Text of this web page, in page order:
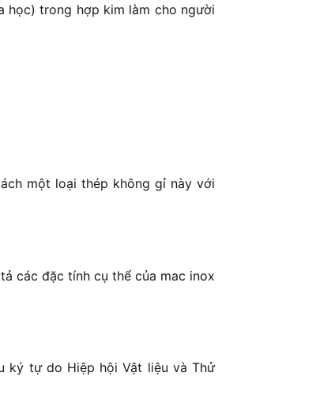
học) trong hợp kim làm cho người
một loại thép không gỉ này với
các đặc tính cụ thể của mac inox
ký tự do Hiệp hội Vật liệu và Thử